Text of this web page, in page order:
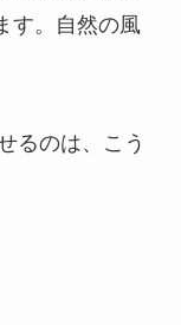
す。自然の風
るのは、こう